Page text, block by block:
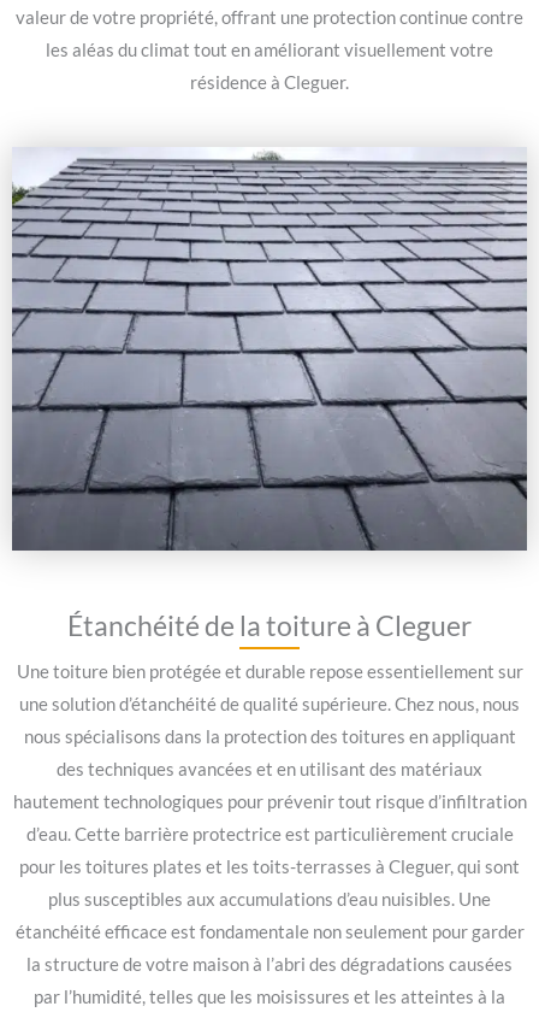
valeur de votre propriété, offrant une protection continue contre
les aléas du climat tout en améliorant visuellement votre
résidence à Cleguer.
Étanchéité de la toiture à Cleguer
Une toiture bien protégée et durable repose essentiellement sur
une solution d’étanchéité de qualité supérieure. Chez nous, nous
nous spécialisons dans la protection des toitures en appliquant
des techniques avancées et en utilisant des matériaux
hautement technologiques pour prévenir tout risque d’infiltration
d’eau. Cette barrière protectrice est particulièrement cruciale
pour les toitures plates et les toits-terrasses à Cleguer, qui sont
plus susceptibles aux accumulations d’eau nuisibles. Une
étanchéité efficace est fondamentale non seulement pour garder
la structure de votre maison à l’abri des dégradations causées
par l’humidité, telles que les moisissures et les atteintes à la